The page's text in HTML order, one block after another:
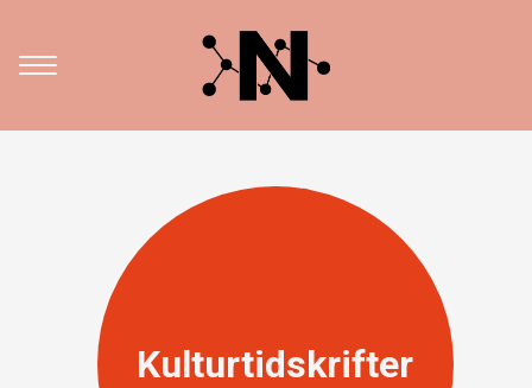
Kulturtidskrifter